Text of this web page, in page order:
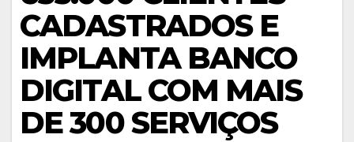
CADASTRADOS E
IMPLANTA BANCO
DIGITAL COM MAIS
DE 300 SERVIÇOS